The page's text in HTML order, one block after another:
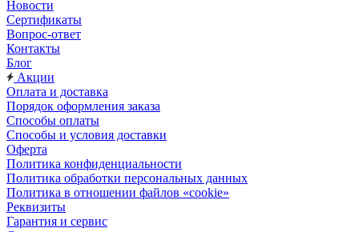
Новости
Сертификаты
Вопрос-ответ
Контакты
Блог
Акции
Оплата и доставка
Порядок оформления заказа
Способы оплаты
Способы и условия доставки
Оферта
Политика конфиденциальности
Политика обработки персональных данных
Политика в отношении файлов «cookie»
Реквизиты
Гарантия и сервис